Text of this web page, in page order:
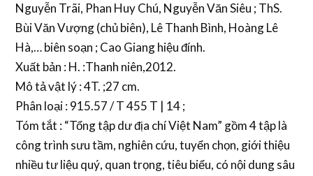
Nguyễn Trãi, Phan Huy Chú, Nguyễn Văn Siêu ; ThS.
Bùi Văn Vượng (chủ biên), Lê Thanh Bình, Hoàng Lê
Hà,… biên soạn ; Cao Giang hiệu đính.
Xuất bản : H. :Thanh niên,2012.
Mô tả vật lý : 4T. ;27 cm.
Phân loại : 915.57 / T 455 T | 14 ;
Tóm tắt : “Tổng tập dư địa chí Việt Nam” gồm 4 tập là
công trình sưu tầm, nghiên cứu, tuyển chọn, giới thiệu
nhiều tư liệu quý, quan trọng, tiêu biểu, có nội dung sâu